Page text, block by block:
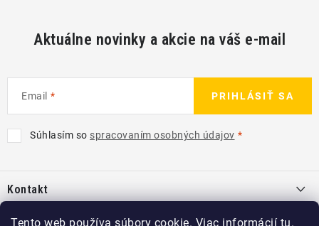
Tento web používa súbory cookie. Viac informácií tu.
Aktuálne novinky a akcie na váš e-mail
Email
Súhlasím so spracovaním osobných údajov
PRIHLÁSIŤ SA
pKontakt
info @ kcshop.sk